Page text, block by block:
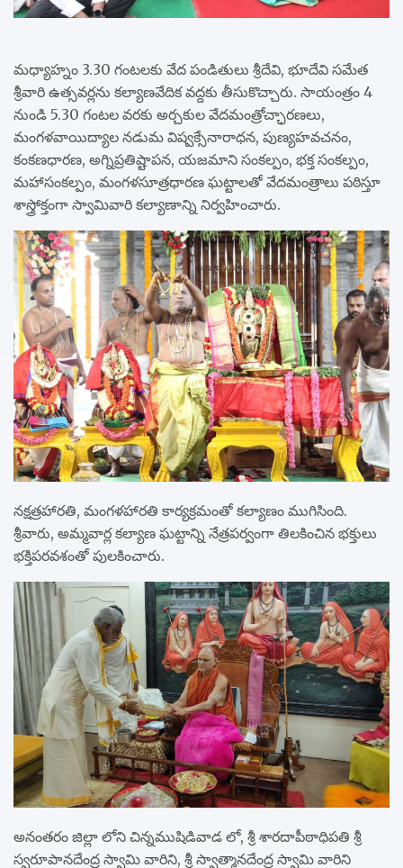
మధ్యాహ్నం 3.30 గంటలకు వేద పండితులు శ్రీదేవి, భూదేవి సమేత
శ్రీవారి ఉత్సవర్లను కల్యాణవేదిక వద్దకు తీసుకొచ్చారు. సాయంత్రం 4
నుండి 5.30 గంటల వరకు అర్చకుల వేదమంత్రోచ్ఛారణలు,
మంగళవాయిద్యాల నడుమ విష్వక్సేనారాధన, పుణ్యహవచనం,
కంకణధారణ, అగ్నిప్రతిష్టాపన, యజమాని సంకల్పం, భక్త సంకల్పం,
మహాసంకల్పం, మంగళసూత్రధారణ ఘట్టాలతో వేదమంత్రాలు పఠిస్తూ
శాస్త్రోక్తంగా స్వామివారి కల్యాణాన్ని నిర్వహించారు.
నక్షత్రహారతి, మంగళహారతి కార్యక్రమంతో కల్యాణం ముగిసింది.
శ్రీవారు, అమ్మవార్ల కల్యాణ ఘట్టాన్ని నేత్రపర్వంగా తిలకించిన భక్తులు
భక్తిపరవశంతో పులకించారు.
అనంతరం జిల్లా లోని చిన్నముషిడివాడ లో, శ్రీ శారదాపీఠాధిపతి శ్రీ
స్వరూపానదేంద్ర స్వామి వారిని, శ్రీ స్వాత్మానదేంద్ర స్వామి వారిని